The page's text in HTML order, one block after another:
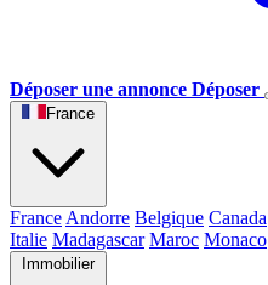
Déposer une annonce Déposer
France
France Andorre Belgique Canada
Italie Madagascar Maroc Monaco
Immobilier